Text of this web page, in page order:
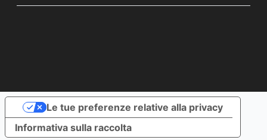
Informativa sulla raccolta
Le tue preferenze relative alla privacy